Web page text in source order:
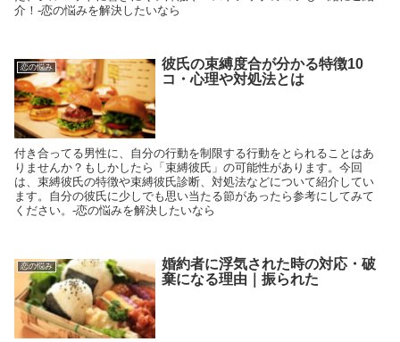
介！-恋の悩みを解決したいなら
恋の悩み
彼氏の束縛度合が分かる特徴10
コ・心理や対処法とは
付き合ってる男性に、自分の行動を制限する行動をとられることはあ
りませんか？もしかしたら「束縛彼氏」の可能性があります。今回
は、束縛彼氏の特徴や束縛彼氏診断、対処法などについて紹介してい
ます。自分の彼氏に少しでも思い当たる節があったら参考にしてみて
ください。-恋の悩みを解決したいなら
恋の悩み
婚約者に浮気された時の対応・破
棄になる理由｜振られた